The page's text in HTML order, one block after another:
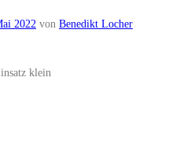
2022 von Benedikt Locher
klein